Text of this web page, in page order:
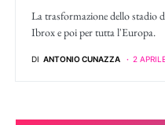
La trasformazione dello
Ibrox e poi per tutta l'Europa.
DI ANTONIO CUNAZZA 2